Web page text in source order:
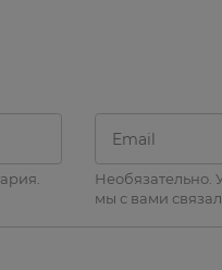
Необязательно.
мы с вами